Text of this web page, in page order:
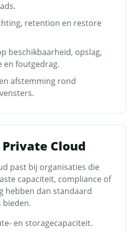
retention en restore
beschikbaarheid, opslag,
en foutgedrag.
afstemming rond
Cloud
past bij organisaties die
capaciteit, compliance of
hebben dan standaard
bieden.
en storagecapaciteit.